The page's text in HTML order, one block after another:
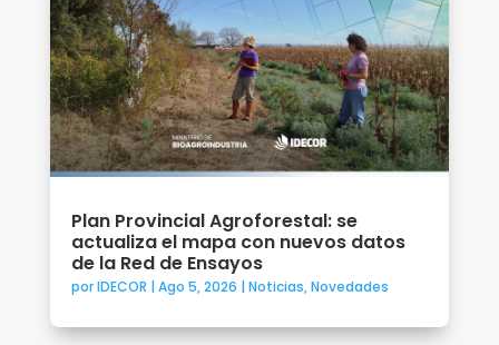
Plan Provincial Agroforestal: se
actualiza el mapa con nuevos datos
de la Red de Ensayos
porIDECOR | Ago 5, 2026 | Noticias,Novedades